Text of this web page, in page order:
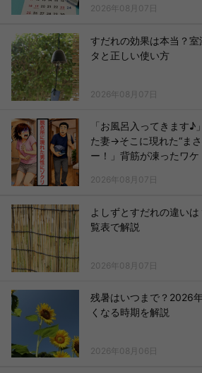
2026年08月07日
すだれの効果は本当？
タと正しい使い方
2026年08月07日
「お風呂入ってきます♪
た妻→そこに現れた“ま
ー！」背筋が凍ったワケ
2026年08月07日
よしずとすだれの違い
覧表で解説
2026年08月07日
残暑はいつまで？2026
くなる時期を解説
2026年08月06日